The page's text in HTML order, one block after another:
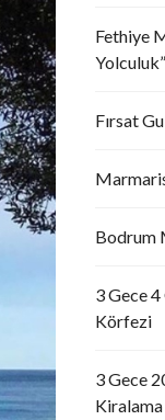
Fethiye
Yolculuk”
Fırsat
Bodrum
3 Gece
Körfezi
3 Gece